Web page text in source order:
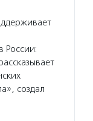
России:
создал